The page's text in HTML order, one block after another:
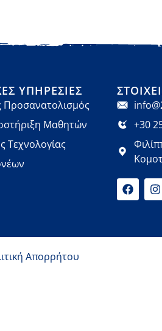
ΥΠΗΡΕΣΊΕΣ
Προσανατολισμός
Μαθητών
Τεχνολογίας
+30
Απορρήτου
GDPR